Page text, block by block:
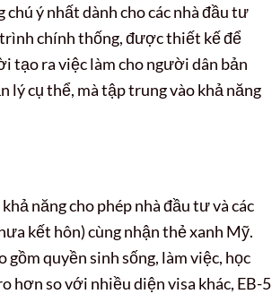
ý nhất dành cho các nhà đầu tư
chính thống, được thiết kế để
tạo ra việc làm cho người dân bản
lý cụ thể, mà tập trung vào khả năng
khả năng cho phép nhà đầu tư và các
kết hôn) cùng nhận thẻ xanh Mỹ.
quyền sinh sống, làm việc, học
so với nhiều diện visa khác, EB-5